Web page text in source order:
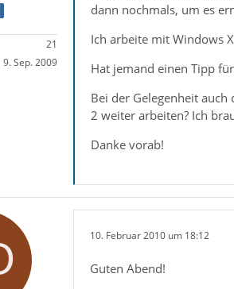
21
9. Sep. 2009
dann nochmals, um es
Ich arbeite mit Windows
Hat jemand einen Tipp
Bei der Gelegenheit
2 weiter arbeiten? Ich
Danke vorab!
10. Februar 2010 um 18:12
Guten Abend!